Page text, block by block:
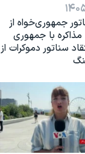
جمهوری‌خواه از
مذاکره با جمهوری
سناتور دموکرات از